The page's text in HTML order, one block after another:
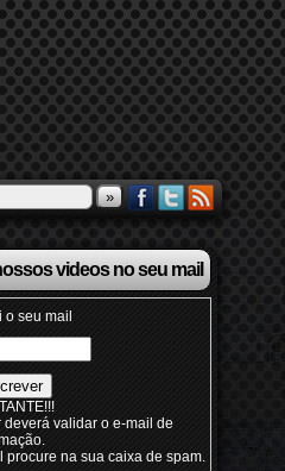
»
videos no seu mail
o seu mail
deverá validar o e-mail de
na sua caixa de spam.